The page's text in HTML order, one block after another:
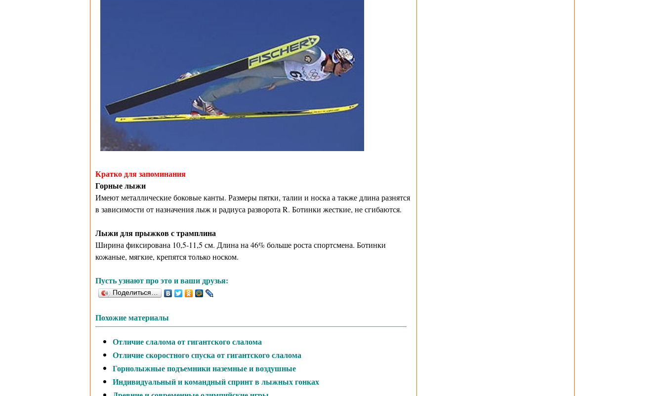
Кратко для запоминания
Горные лыжи
Имеют металлические боковые канты. Размеры пятки, талии и носка а также длина разнятся
в зависимости от назначения лыж и радиуса разворота R. Ботинки жесткие, не сгибаются.
Лыжи для прыжков с трамплина
Ширина фиксирована 10,5-11,5 см. Длина на 46% больше роста спортсмена. Ботинки
кожаные, мягкие, крепятся только носком.
Пусть узнают про это и ваши друзья:
Поделиться…
Похожие материалы
Отличие слалома от гигантского слалома
Отличие скоростного спуска от гигантского слалома
Горнолыжные подъемники наземные и воздушные
Индивидуальный и командный спринт в лыжных гонках